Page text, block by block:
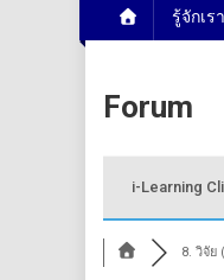
รู้จักเรา
Forum
i-Learning
8. วิจัย